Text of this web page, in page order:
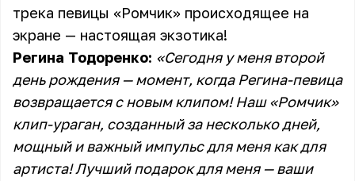
трека певицы «Ромчик» происходящее на
экране — настоящая экзотика!
Регина Тодоренко: «Сегодня у меня второй
день рождения — момент, когда Регина-певица
возвращается с новым клипом! Наш «Ромчик»
клип-ураган, созданный за несколько дней,
мощный и важный импульс для меня как для
артиста! Лучший подарок для меня — ваши